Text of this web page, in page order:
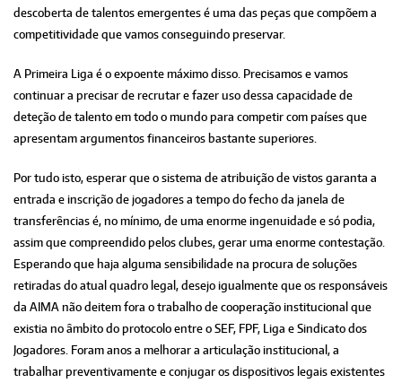
descoberta de talentos emergentes é uma das peças que compõem a
competitividade que vamos conseguindo preservar.
A Primeira Liga é o expoente máximo disso. Precisamos e vamos
continuar a precisar de recrutar e fazer uso dessa capacidade de
deteção de talento em todo o mundo para competir com países que
apresentam argumentos financeiros bastante superiores.
Por tudo isto, esperar que o sistema de atribuição de vistos garanta a
entrada e inscrição de jogadores a tempo do fecho da janela de
transferências é, no mínimo, de uma enorme ingenuidade e só podia,
assim que compreendido pelos clubes, gerar uma enorme contestação.
Esperando que haja alguma sensibilidade na procura de soluções
retiradas do atual quadro legal, desejo igualmente que os responsáveis
da AIMA não deitem fora o trabalho de cooperação institucional que
existia no âmbito do protocolo entre o SEF, FPF, Liga e Sindicato dos
Jogadores. Foram anos a melhorar a articulação institucional, a
trabalhar preventivamente e conjugar os dispositivos legais existentes